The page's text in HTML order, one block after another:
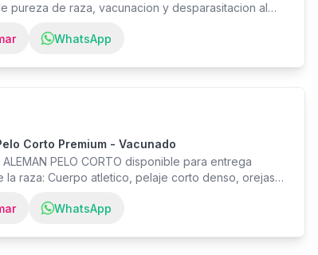
pureza de raza, vacunacion y desparasitacion al
sano, socializado y listo para su nuevo hogar.
y cientos de familias satisfechas en
WhatsApp para mas fotos, videos y coordinar la
WhatsApp
Corto Premium - Vacunado
PELO CORTO disponible para entrega
la raza: Cuerpo atletico, pelaje corto denso, orejas
de salud veterinario - Vacunas al día -
de identificación - Kit de inicio con alimento
de salud Padres con pedigree verificado. Crianza
Contactar por WhatsApp para más
WhatsApp